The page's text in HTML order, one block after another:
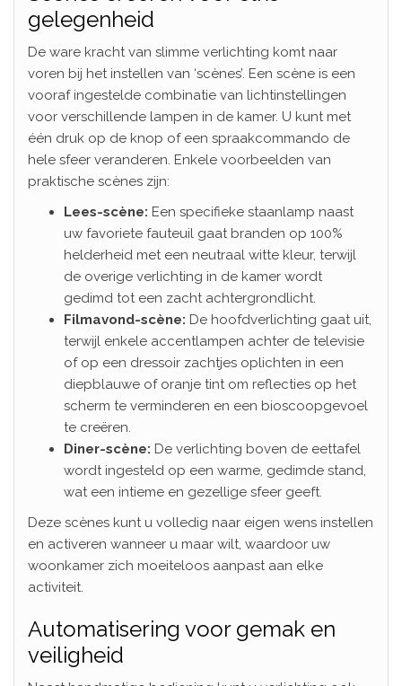
gelegenheid
De ware kracht van slimme verlichting komt naar
voren bij het instellen van ‘scènes’. Een scène is een
vooraf ingestelde combinatie van lichtinstellingen
voor verschillende lampen in de kamer. U kunt met
één druk op de knop of een spraakcommando de
hele sfeer veranderen. Enkele voorbeelden van
praktische scènes zijn:
Lees-scène: Een specifieke staanlamp naast
uw favoriete fauteuil gaat branden op 100%
helderheid met een neutraal witte kleur, terwijl
de overige verlichting in de kamer wordt
gedimd tot een zacht achtergrondlicht.
Filmavond-scène: De hoofdverlichting gaat uit,
terwijl enkele accentlampen achter de televisie
of op een dressoir zachtjes oplichten in een
diepblauwe of oranje tint om reflecties op het
scherm te verminderen en een bioscoopgevoel
te creëren.
Diner-scène: De verlichting boven de eettafel
wordt ingesteld op een warme, gedimde stand,
wat een intieme en gezellige sfeer geeft.
Deze scènes kunt u volledig naar eigen wens instellen
en activeren wanneer u maar wilt, waardoor uw
woonkamer zich moeiteloos aanpast aan elke
activiteit.
Automatisering voor gemak en
veiligheid